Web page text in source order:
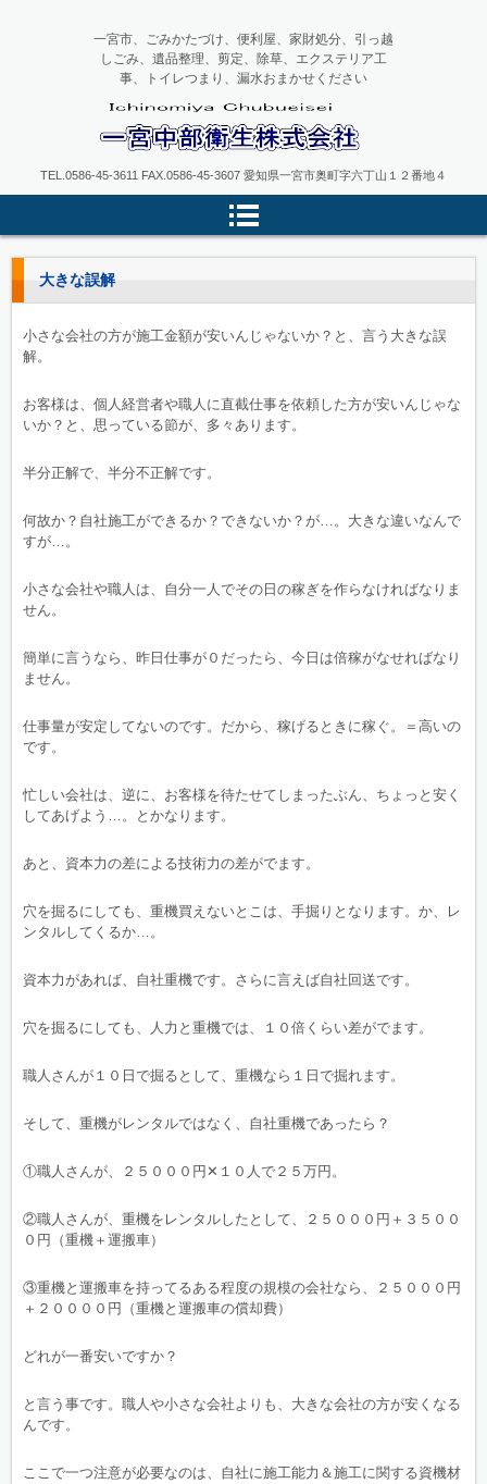
一宮中部衛生
一宮市、ごみかたづけ、便利屋、家財処分、引っ越
しごみ、遺品整理、剪定、除草、エクステリア工
事、トイレつまり、漏水おまかせください
TEL.0586-45-3611 FAX.0586-45-3607 愛知県一宮市奥町字六丁山１２番地４
大きな誤解
小さな会社の方が施工金額が安いんじゃないか？と、言う大きな誤
解。
お客様は、個人経営者や職人に直截仕事を依頼した方が安いんじゃな
いか？と、思っている節が、多々あります。
半分正解で、半分不正解です。
何故か？自社施工ができるか？できないか？が…。大きな違いなんで
すが…。
小さな会社や職人は、自分一人でその日の稼ぎを作らなければなりま
せん。
簡単に言うなら、昨日仕事が０だったら、今日は倍稼がなせればなり
ません。
仕事量が安定してないのです。だから、稼げるときに稼ぐ。＝高いの
です。
忙しい会社は、逆に、お客様を待たせてしまったぶん、ちょっと安く
してあげよう…。とかなります。
あと、資本力の差による技術力の差がでます。
穴を掘るにしても、重機買えないとこは、手掘りとなります。か、レ
ンタルしてくるか…。
資本力があれば、自社重機です。さらに言えば自社回送です。
穴を掘るにしても、人力と重機では、１０倍くらい差がでます。
職人さんが１０日で掘るとして、重機なら１日で掘れます。
そして、重機がレンタルではなく、自社重機であったら？
①職人さんが、２５０００円✕１０人で２５万円。
②職人さんが、重機をレンタルしたとして、２５０００円＋３５００
０円（重機＋運搬車）
③重機と運搬車を持ってるある程度の規模の会社なら、２５０００円
＋２００００円（重機と運搬車の償却費）
どれが一番安いですか？
と言う事です。職人や小さな会社よりも、大きな会社の方が安くなる
んです。
ここで一つ注意が必要なのは、自社に施工能力＆施工に関する資機材